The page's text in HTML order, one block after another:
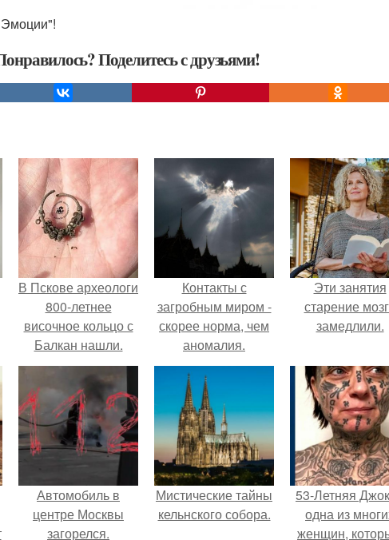
Поделитесь с друзьями!
В Пскове археологи
800-летнее
височное кольцо с
Балкан нашли.
Контакты с
загробным миром -
скорее норма, чем
аномалия.
Эти занятия
старение
замедлили.
Автомобиль в
центре Москвы
загорелся.
Мистические тайны
кельнского собора.
53-Летняя
одна из
женщин,